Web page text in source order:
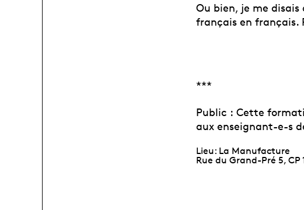
Ou bien, je me
français en français.
***
Public : Cette
aux enseignant-e-s
Lieu: La Manufacture
Rue du Grand-Pré 5, CP